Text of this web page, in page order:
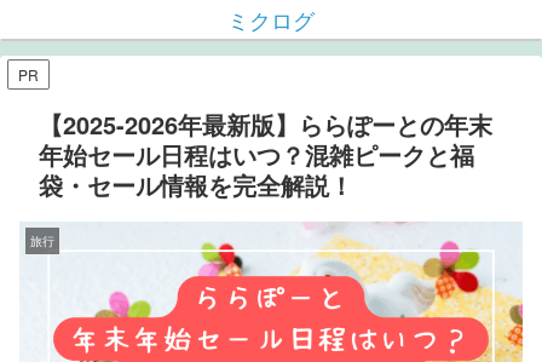
ミクログ
PR
【2025-2026年最新版】ららぽーとの年末
年始セール日程はいつ？混雑ピークと福
袋・セール情報を完全解説！
旅行